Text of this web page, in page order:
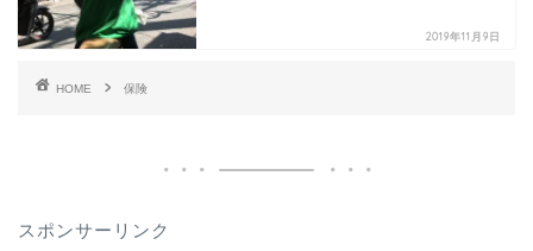
2019年11月9日
HOME 保険
スポンサーリンク